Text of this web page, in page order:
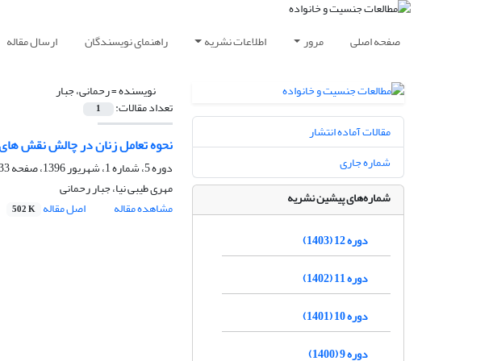
صفحه اصلی مرور اطلاعات نشریه راهنمای نویسندگان ارسال مقاله
نویسنده =رحمانی، جبار
تعداد مقالات: 1
نحوه تعامل زنان در چالش نقش
دوره 5، شماره 1، شهریور 1396، صفحه
مهری طیبی نیا، جبار رحمانی
مشاهده مقاله
اصل مقاله 502 K
مقالات آماده انتشار
شماره جاری
شماره‌های پیشین نشریه
دوره 12 (1403)
دوره 11 (1402)
دوره 10 (1401)
دوره 9 (1400)